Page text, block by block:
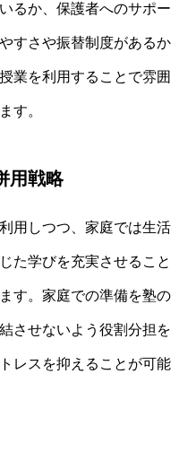
るか、保護者へのサポー
すさや振替制度があるか
業を利用することで雰囲
す。
用戦略
用しつつ、家庭では生活
た学びを充実させること
す。家庭での準備を塾の
させないよう役割分担を
レスを抑えることが可能